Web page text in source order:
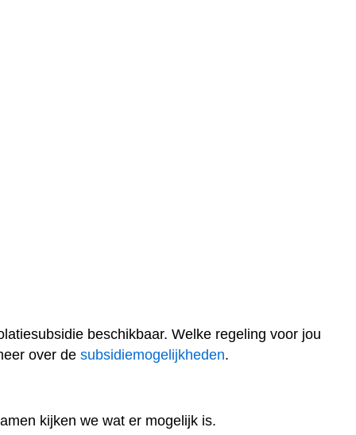
beschikbaar. Welke regeling voor jou
over de subsidiemogelijkheden.
kijken we wat er mogelijk is.